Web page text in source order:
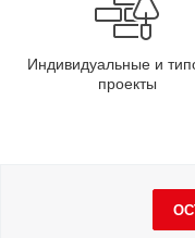
Индивидуальные и
проекты